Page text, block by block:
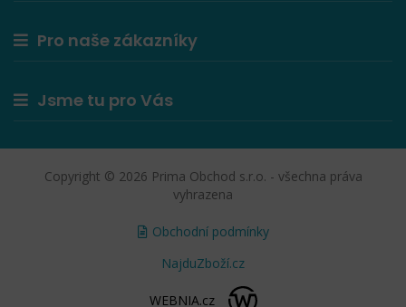
Pro naše zákazníky
Jsme tu pro Vás
Copyright © 2026 Prima Obchod s.r.o. - všechna práva
vyhrazena
Obchodní podmínky
NajduZboží.cz
WEBNIA.cz